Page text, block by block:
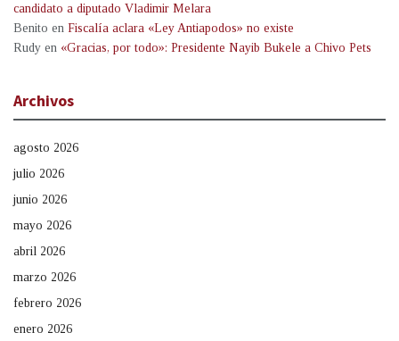
candidato a diputado Vladimir Melara
Benito en Fiscalía aclara «Ley Antiapodos» no existe
Rudy en «Gracias, por todo»: Presidente Nayib Bukele a Chivo Pets
Archivos
agosto 2026
julio 2026
junio 2026
mayo 2026
abril 2026
marzo 2026
febrero 2026
enero 2026